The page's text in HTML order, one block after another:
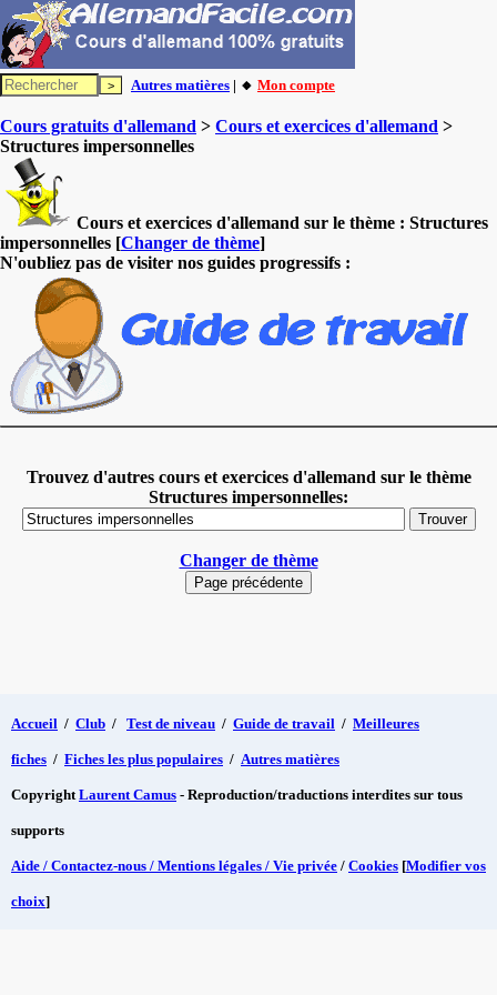
Autres matières | 🔸 Mon compte
Cours gratuits d'allemand > Cours et exercices d'allemand >
Structures impersonnelles
Cours et exercices d'allemand sur le thème : Structures
impersonnelles [Changer de thème]
N'oubliez pas de visiter nos guides progressifs :
Trouvez d'autres cours et exercices d'allemand sur le thème
Structures impersonnelles:
Changer de thème
Accueil / Club / Test de niveau / Guide de travail / Meilleures
fiches / Fiches les plus populaires / Autres matières
CopyrightLaurent Camus - Reproduction/traductions interdites sur tous
supports
Aide / Contactez-nous / Mentions légales / Vie privée / Cookies [Modifier vos
choix]